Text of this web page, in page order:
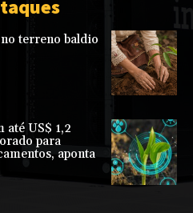
terreno baldio
até US$ 1,2
para
aponta